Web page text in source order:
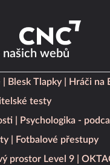
našich webů
Blesk Tlapky Hráči na
testy
Psychologika -
Fotbalové přestupy
prostor Level 9